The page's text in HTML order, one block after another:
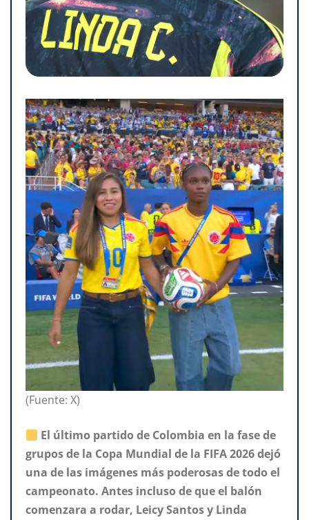
(Fuente: X)
El último partido de Colombia en la fase de
grupos de la Copa Mundial de la FIFA 2026 dejó
una de las imágenes más poderosas de todo el
campeonato. Antes incluso de que el balón
comenzara a rodar, Leicy Santos y Linda